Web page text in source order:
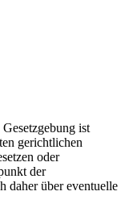
ist
gerichtlichen
oder
der
daher über eventuelle